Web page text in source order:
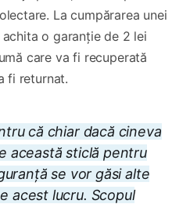
La cumpărarea unei
o garanție de 2 lei
care va fi recuperată
fi returnat.
că chiar dacă cineva
această sticlă pentru
se vor găsi alte
acest lucru. Scopul